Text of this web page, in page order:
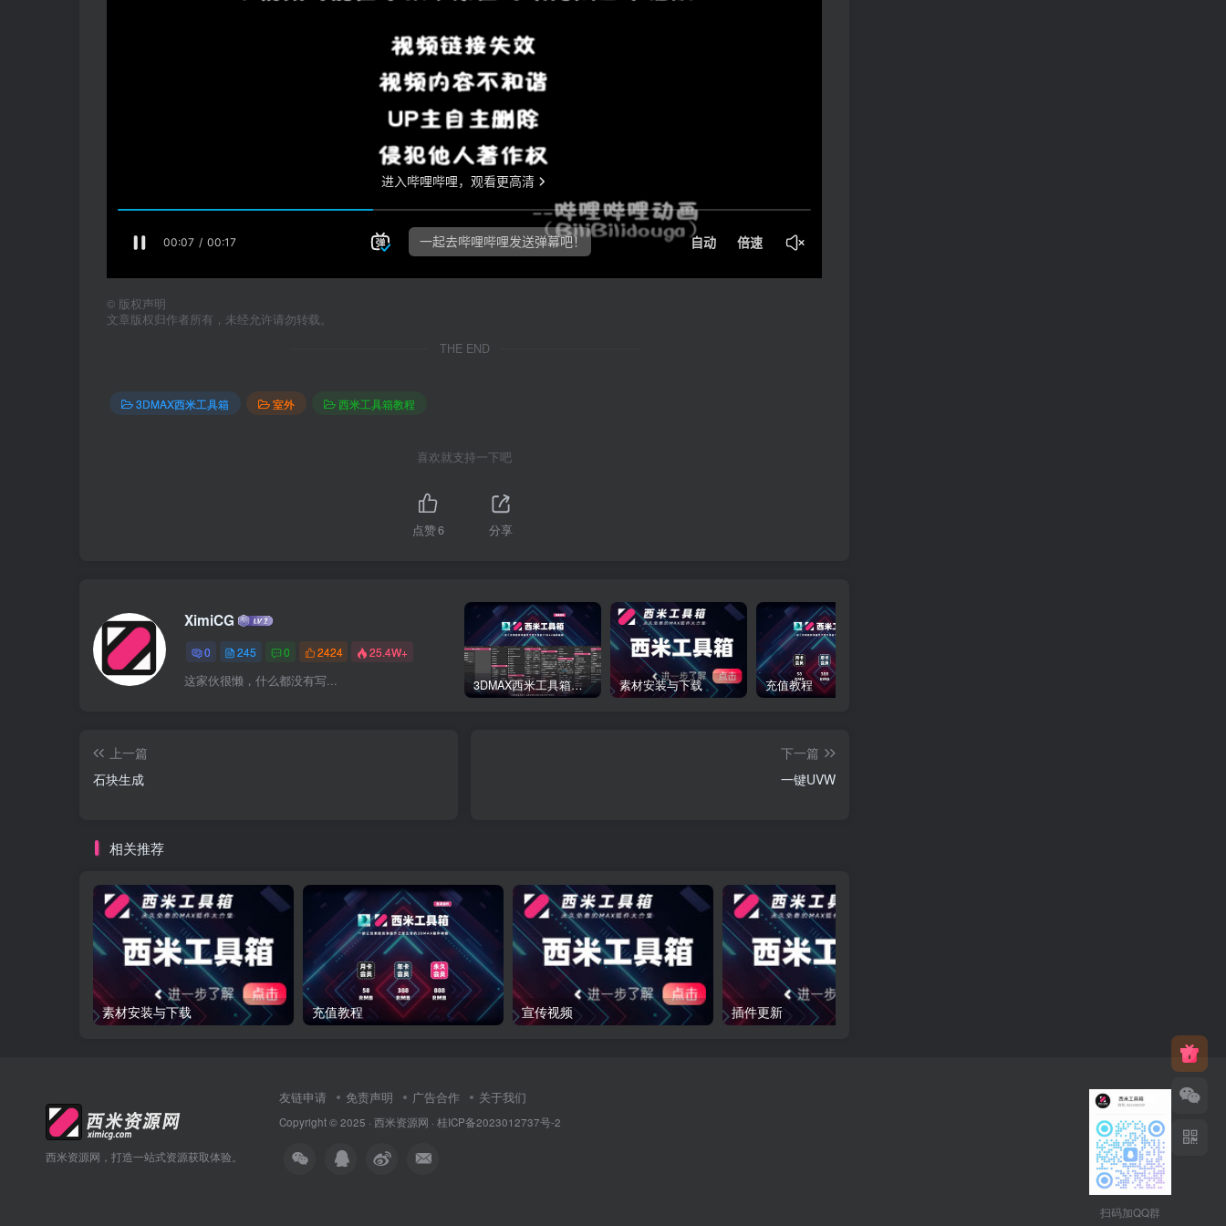
© 版权声明
文章版权归作者所有，未经允许请勿转载。
THE END
3DMAX西米工具箱 室外 西米工具箱教程
喜欢就支持一下吧
点赞6 分享
XimiCG
0 245 0 2424 25.4W+
这家伙很懒，什么都没有写... 3DMAX西米工具箱下载 素材安装与下载 充值教程
上一篇
石块生成
下一篇
一键UVW
相关推荐
素材安装与下载 充值教程 宣传视频 插件更新
西米资源网，打造一站式资源获取体验。
友链申请 免责声明 广告合作 关于我们
Copyright © 2025 · 西米资源网 · 桂ICP备2023012737号-2
扫码加QQ群